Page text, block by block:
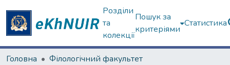
Розділи
та
колекції
Пошук за
критеріями
Статистика
Головна
Філологічний факультет